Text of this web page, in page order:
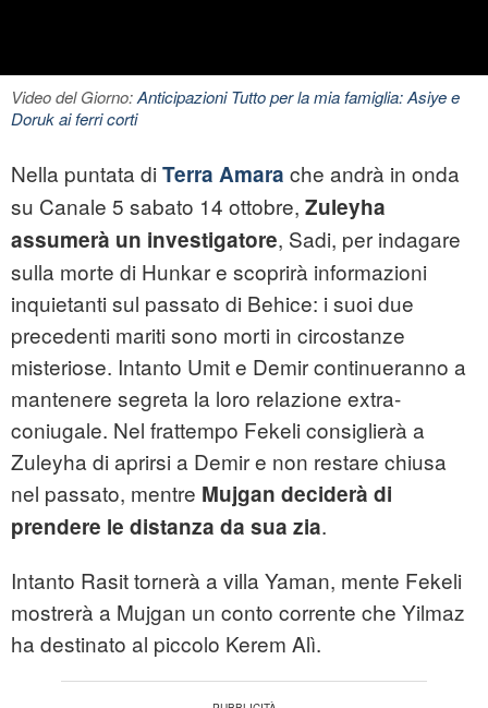
Video del Giorno:Anticipazioni Tutto per la mia famiglia: Asiye e
Doruk ai ferri corti
Nella puntata di Terra Amara che andrà in onda
su Canale 5 sabato 14 ottobre, Zuleyha
assumerà un investigatore, Sadi, per indagare
sulla morte di Hunkar e scoprirà informazioni
inquietanti sul passato di Behice: i suoi due
precedenti mariti sono morti in circostanze
misteriose. Intanto Umit e Demir continueranno a
mantenere segreta la loro relazione extra-
coniugale. Nel frattempo Fekeli consiglierà a
Zuleyha di aprirsi a Demir e non restare chiusa
nel passato, mentre Mujgan deciderà di
prendere le distanza da sua zia.
Intanto Rasit tornerà a villa Yaman, mente Fekeli
mostrerà a Mujgan un conto corrente che Yilmaz
ha destinato al piccolo Kerem Alì.